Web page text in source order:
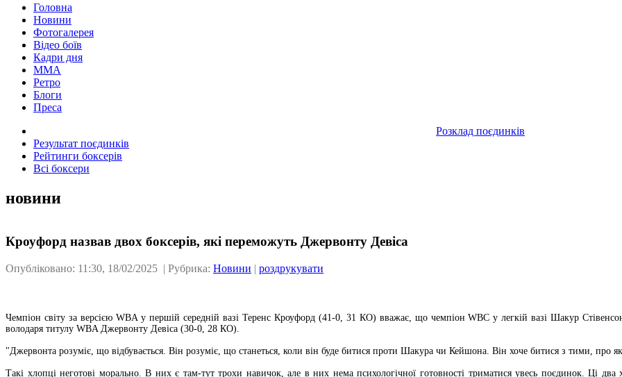
Головна
Новини
Фотогалерея
Відео боїв
Кадри дня
ММА
Ретро
Блоги
Преса
Розклад поєдинків
Результат поєдинків
Рейтинги боксерів
Всі боксери
новини
Кроуфорд назвав двох боксерів, які переможуть Джервонту Девіса
Опубліковано: 11:30, 18/02/2025 | Рубрика: Новини | роздрукувати
Чемпіон світу за версією WBA у першій середній вазі Теренс Кроуфорд (41-0, 31 КО) вважає, що чемпіон WBC у легкій вазі Шакур
володаря титулу WBA Джервонту Девіса (30-0, 28 КО).
"Джервонта розуміє, що відбувається. Він розуміє, що станеться, коли він буде битися проти Шакура чи Кейшона. Він хоче битися з тими, про
Такі хлопці неготові морально. В них є там-тут трохи навичок, але в них нема психологічної готовності триматися увесь поєдинок. Ці